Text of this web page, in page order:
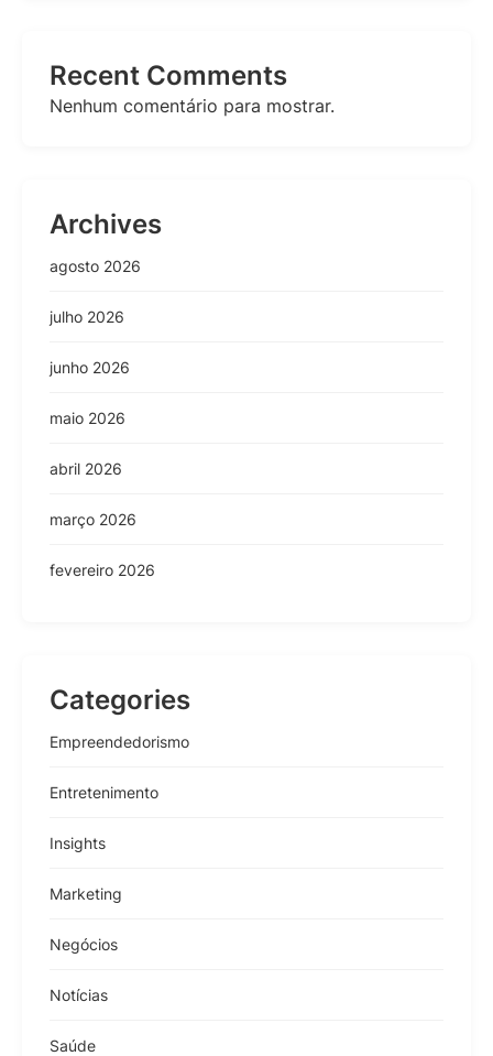
Recent Comments
Nenhum comentário para mostrar.
Archives
agosto 2026
julho 2026
junho 2026
maio 2026
abril 2026
março 2026
fevereiro 2026
Categories
Empreendedorismo
Entretenimento
Insights
Marketing
Negócios
Notícias
Saúde